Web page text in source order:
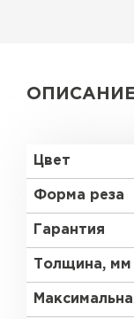
Цвет
Форма реза
Гарантия
Толщина, мм